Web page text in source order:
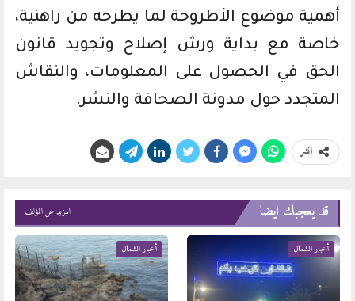
أهمية موضوع الأطروحة لما يطرحه من راهنية،
خاصة مع بداية ورش إصلاح وتجويد قانون
الحق في الحصول على المعلومات، والنقاش
المتجدد حول مدونة الصحافة والنشر.
انشر
قد يعجبك ايضا المزيد عن المؤلف
أخبار الشمال أخبار الشمال